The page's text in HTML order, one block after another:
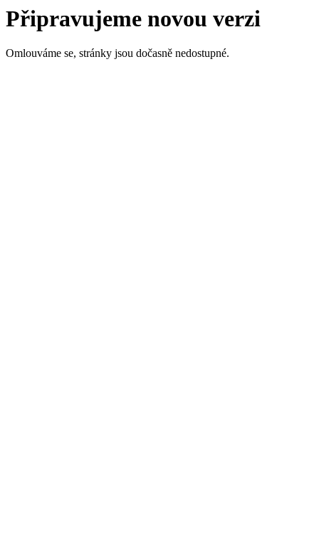
Připravujeme novou verzi
Omlouváme se, stránky jsou dočasně nedostupné.